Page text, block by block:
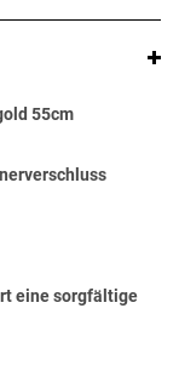
55cm
eine sorgfältige